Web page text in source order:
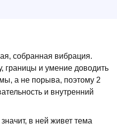
собранная вибрация.
границы и умение доводить
а не порыва, поэтому 2
и внутренний
в ней живет тема